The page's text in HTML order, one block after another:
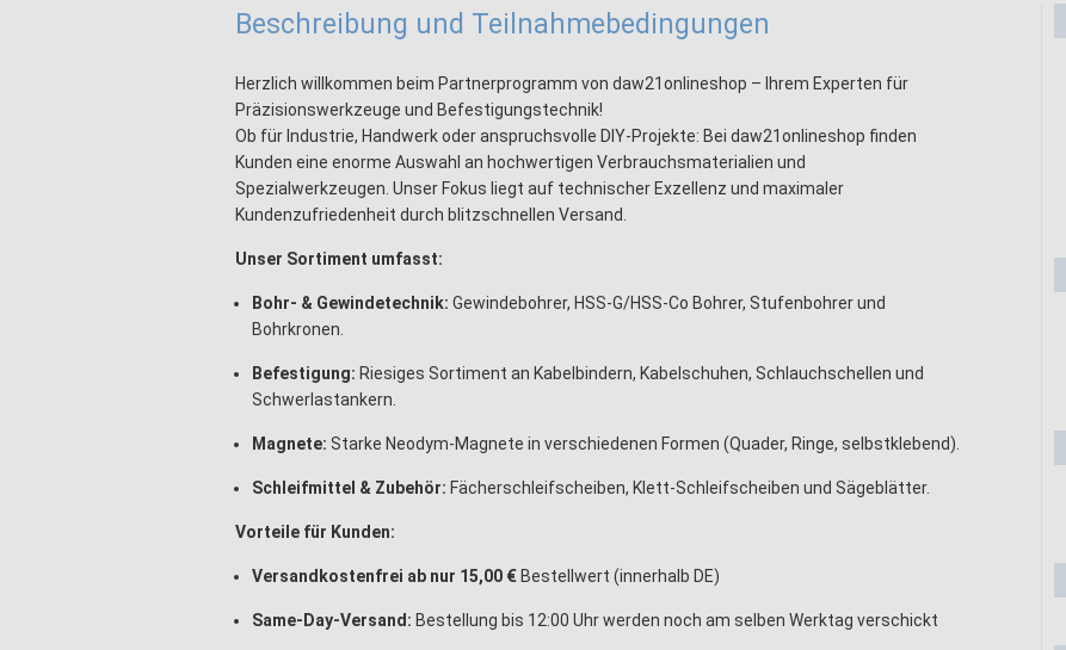
Beschreibung und Teilnahmebedingungen
Herzlich willkommen beim Partnerprogramm von daw21onlineshop – Ihrem Experten für
Präzisionswerkzeuge und Befestigungstechnik!
Ob für Industrie, Handwerk oder anspruchsvolle DIY-Projekte: Bei daw21onlineshop finden
Kunden eine enorme Auswahl an hochwertigen Verbrauchsmaterialien und
Spezialwerkzeugen. Unser Fokus liegt auf technischer Exzellenz und maximaler
Kundenzufriedenheit durch blitzschnellen Versand.
Unser Sortiment umfasst:
Bohr- & Gewindetechnik: Gewindebohrer, HSS-G/HSS-Co Bohrer, Stufenbohrer und
Bohrkronen.
Befestigung: Riesiges Sortiment an Kabelbindern, Kabelschuhen, Schlauchschellen und
Schwerlastankern.
Magnete: Starke Neodym-Magnete in verschiedenen Formen (Quader, Ringe, selbstklebend).
Schleifmittel & Zubehör: Fächerschleifscheiben, Klett-Schleifscheiben und Sägeblätter.
Vorteile für Kunden:
Versandkostenfrei ab nur 15,00 € Bestellwert (innerhalb DE)
Same-Day-Versand: Bestellung bis 12:00 Uhr werden noch am selben Werktag verschickt